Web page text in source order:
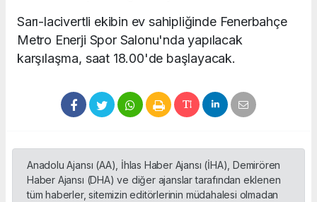
Sarı-lacivertli ekibin ev sahipliğinde Fenerbahçe
Metro Enerji Spor Salonu'nda yapılacak
karşılaşma, saat 18.00'de başlayacak.
Anadolu Ajansı (AA), İhlas Haber Ajansı (İHA), Demirören
Haber Ajansı (DHA) ve diğer ajanslar tarafından eklenen
tüm haberler, sitemizin editörlerinin müdahalesi olmadan